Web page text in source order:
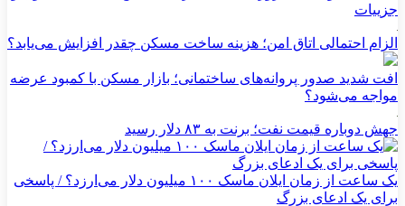
جزییات
الزام احتمالی اتاق امن؛ هزینه ساخت مسکن چقدر افزایش می‌یابد؟
افت شدید صدور پروانه‌های ساختمانی؛ بازار مسکن با کمبود عرضه
مواجه می‌شود؟
جهش دوباره قیمت نفت؛ برنت به ۸۳ دلار رسید
یک ساعت از زمان ایلان ماسک ۱۰۰ میلیون دلار می‌ارزد؟ / پاسخی
برای یک ادعای بزرگ